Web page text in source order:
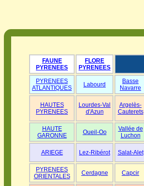
FAUNE
PYRENEES
FLORE
PYRENEES
PYRENEES
ATLANTIQUES
Labourd
Basse
Navarre
HAUTES
PYRENEES
Lourdes-Val
d'Azun
Argelès-
Cauterets
HAUTE
GARONNE
Oueil-Oo
Vallée de
Luchon
ARIEGE Lez-Ribérot Salat-Alet
PYRENEES
ORIENTALES
Cerdagne Capcir